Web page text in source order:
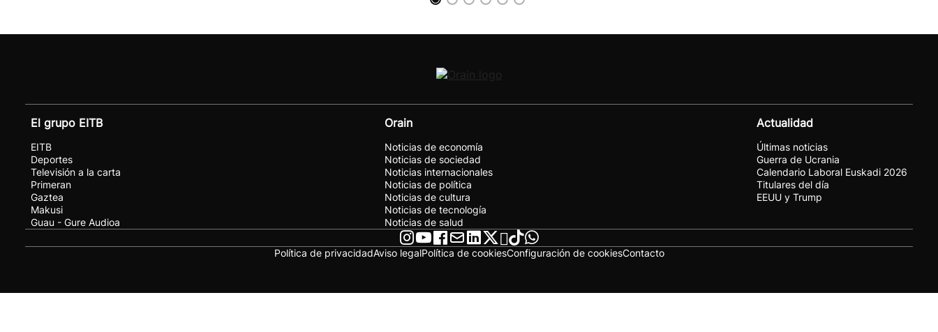
El grupo EITB
EITB
Deportes
Televisión a la carta
Primeran
Gaztea
Makusi
Guau - Gure Audioa
Orain
Noticias de economía
Noticias de sociedad
Noticias internacionales
Noticias de política
Noticias de cultura
Noticias de tecnología
Noticias de salud
Actualidad
Últimas noticias
Guerra de Ucrania
Calendario Laboral Euskadi 2026
Titulares del día
EEUU y Trump
Política de privacidadAviso legalPolítica de cookiesConfiguración de cookiesContacto